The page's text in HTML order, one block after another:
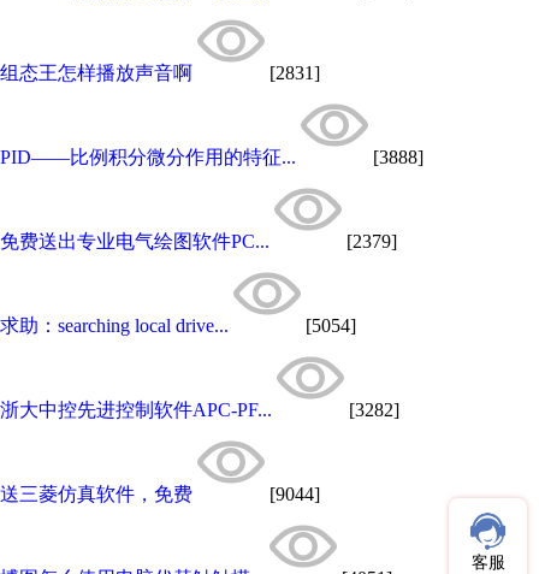
组态王怎样播放声音啊 [2831]
PID——比例积分微分作用的特征... [3888]
免费送出专业电气绘图软件PC... [2379]
求助：searching local drive... [5054]
浙大中控先进控制软件APC-PF... [3282]
送三菱仿真软件，免费 [9044]
客服